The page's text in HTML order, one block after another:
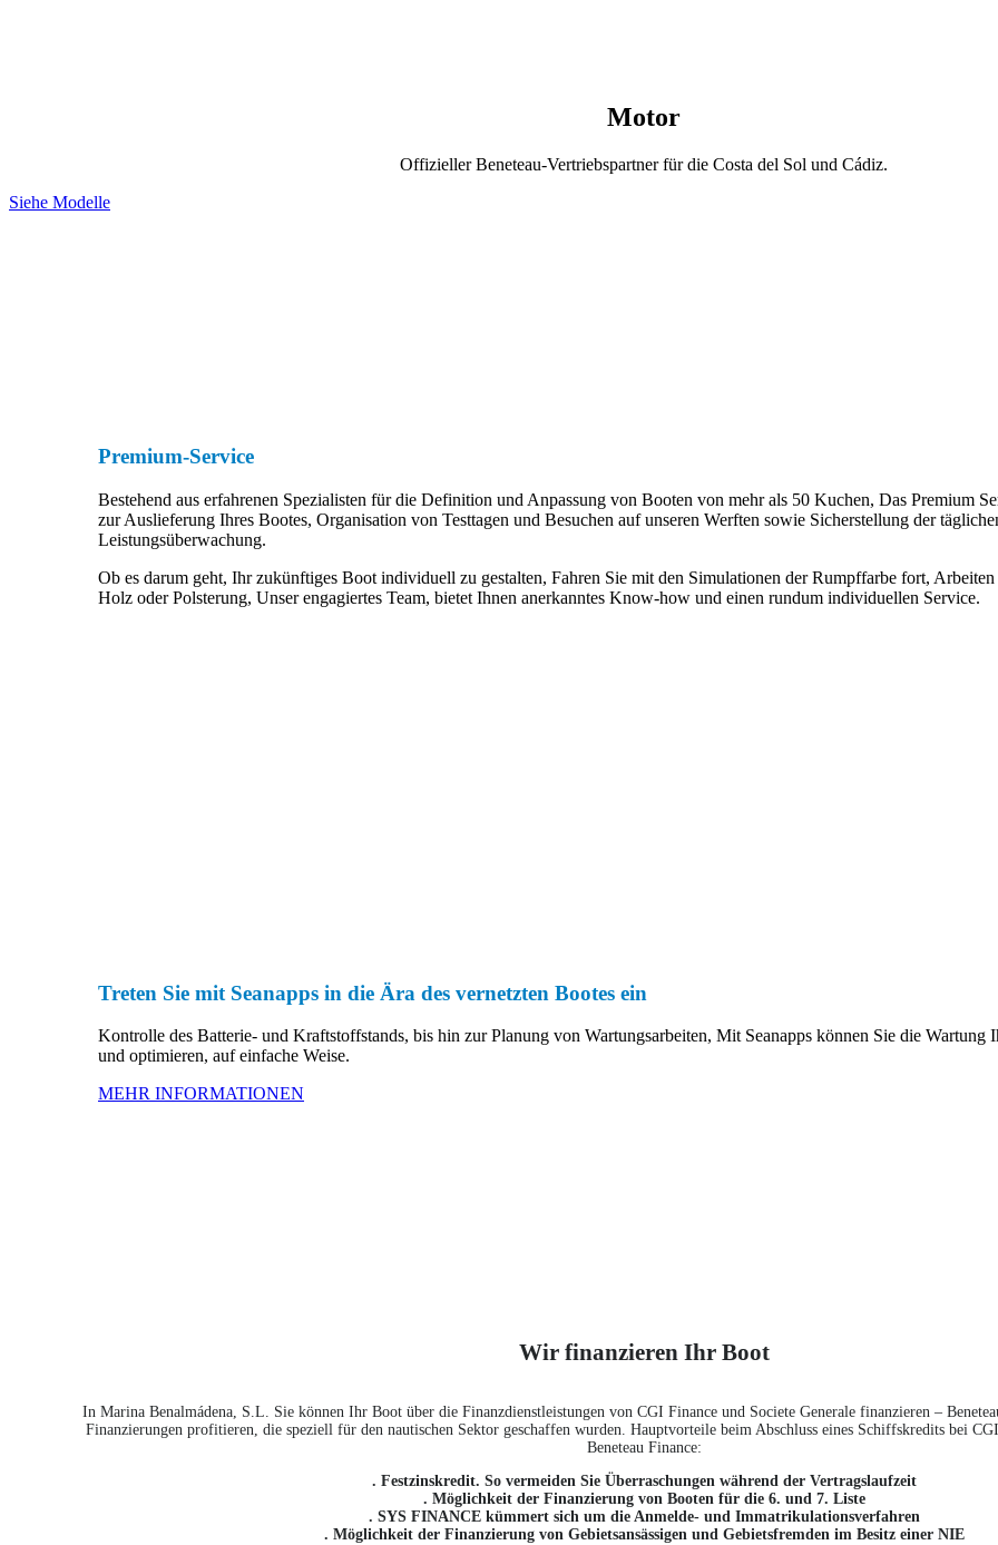
Motor
Offizieller Beneteau-Vertriebspartner für die Costa del Sol und Cádiz.
Siehe Modelle
Premium-Service
Bestehend aus erfahrenen Spezialisten für die Definition und Anpassung von Booten von mehr als 50 Kuchen, Das Premium
zur Auslieferung Ihres Bootes, Organisation von Testtagen und Besuchen auf unseren Werften sowie Sicherstellung der
Leistungsüberwachung.
Ob es darum geht, Ihr zukünftiges Boot individuell zu gestalten, Fahren Sie mit den Simulationen der Rumpffarbe fort,
Holz oder Polsterung, Unser engagiertes Team, bietet Ihnen anerkanntes Know-how und einen rundum individuellen Service.
Treten Sie mit Seanapps in die Ära des vernetzten Bootes ein
Kontrolle des Batterie- und Kraftstoffstands, bis hin zur Planung von Wartungsarbeiten, Mit Seanapps können Sie die Wartung
und optimieren, auf einfache Weise.
MEHR INFORMATIONEN
Wir finanzieren Ihr Boot
In Marina Benalmádena, S.L. Sie können Ihr Boot über die Finanzdienstleistungen von CGI Finance und Societe Generale finanzieren –
Finanzierungen profitieren, die speziell für den nautischen Sektor geschaffen wurden. Hauptvorteile beim Abschluss eines Schiffskredits bei
Beneteau Finance:
. Festzinskredit. So vermeiden Sie Überraschungen während der Vertragslaufzeit
. Möglichkeit der Finanzierung von Booten für die 6. und 7. Liste
. SYS FINANCE kümmert sich um die Anmelde- und Immatrikulationsverfahren
. Möglichkeit der Finanzierung von Gebietsansässigen und Gebietsfremden im Besitz einer NIE